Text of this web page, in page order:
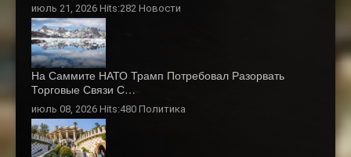
июль 21, 2026 Hits:282 Новости
На Саммите НАТО Трамп Потребовал Разорвать
Торговые Связи С…
июль 08, 2026 Hits:480 Политика